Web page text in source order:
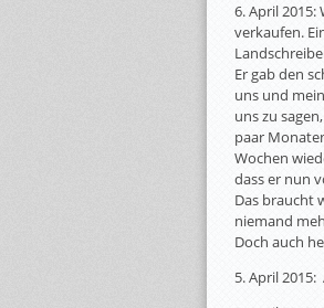
6. April
verkaufen.
Er gab den
uns und
uns zu
paar
Wochen
dass er nun
Das braucht
niemand
Doch auch
5. April